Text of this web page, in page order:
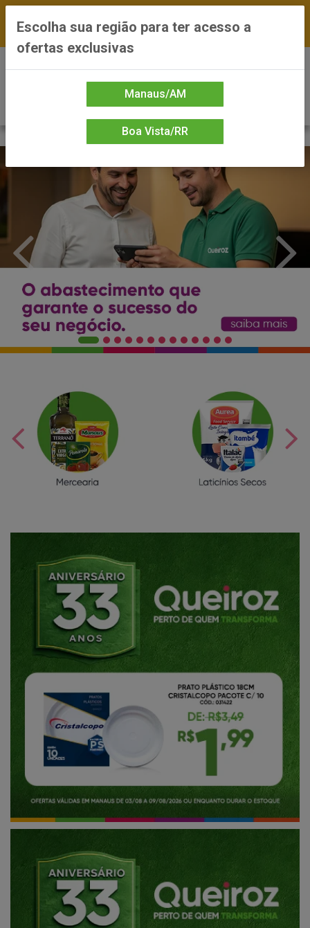
*Preços exclusivos do site — Entrega em até 24h
Escolha sua região para ter acesso a
ofertas exclusivas
Manaus/AM
Boa Vista/RR